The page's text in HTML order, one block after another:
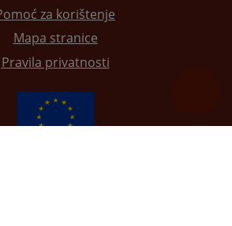
za korištenje
Mapa stranice
Pravila privatnosti